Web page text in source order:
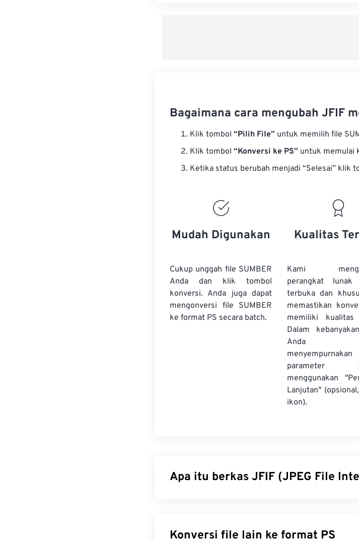
Bagaimana cara mengubah JFIF
Klik tombol “Pilih File” untuk memilih file
Klik tombol “Konversi ke PS” untuk memulai
Ketika status berubah menjadi “Selesai” klik
Mudah Digunakan
Cukup unggah file SUMBER
Anda dan klik tombol
konversi. Anda juga dapat
mengonversi file SUMBER
ke format PS secara batch.
Kualitas
Kami
perangkat lunak
terbuka dan
memastikan
memiliki kualitas
Dalam
Anda
menyempurnakan
parameter
menggunakan
Lanjutan"
ikon).
Apa itu berkas JFIF (JPEG File
Anda dapat mengganti nama JFIF ke salah satu
Konversi file lain ke format PS